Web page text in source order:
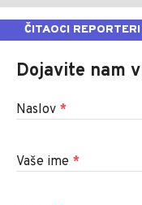
ČITAOCI REPORTERI
Dojavite nam
Naslov *
Vaše ime *